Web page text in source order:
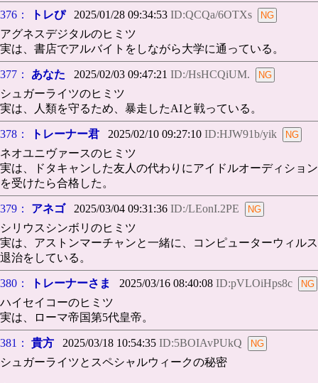
376： トレぴ2025/01/28 09:34:53 ID:QCQa/6OTXs
アグネスデジタルのヒミツ
実は、書店でアルバイトをしながら大学に通っている。
377： あなた 2025/02/03 09:47:21 ID:/HsHCQiUM.
シュガーライツのヒミツ
実は、人類を守るため、暴走したAIと戦っている。
378： トレーナー君 2025/02/10 09:27:10 ID:HJW91b/yik
ネオユニヴァースのヒミツ
実は、ドタキャンした友人の代わりにアイドルオーディション
を受けたら合格した。
379： アネゴ2025/03/04 09:31:36 ID:/LEonI.2PE
シリウスシンボリのヒミツ
実は、アストンマーチャンと一緒に、コンピューターウィルス
退治をしている。
380： トレーナーさま 2025/03/16 08:40:08 ID:pVLOiHps8c
ハイセイコーのヒミツ
実は、ローマ帝国第5代皇帝。
381： 貴方 2025/03/18 10:54:35 ID:5BOIAvPUkQ
シュガーライツとスペシャルウィークの秘密